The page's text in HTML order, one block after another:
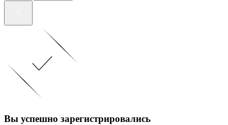
Вы успешно зарегистрировались